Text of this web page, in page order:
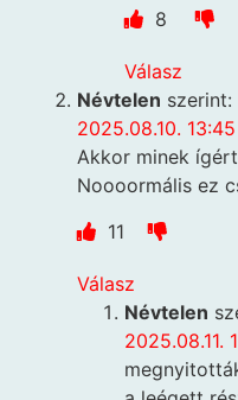
8
Válasz
Névtelen szerint:
2025.08.10. 13:45
Akkor minek
Noooormális ez
11
Válasz
Névtelen
2025.08.11.